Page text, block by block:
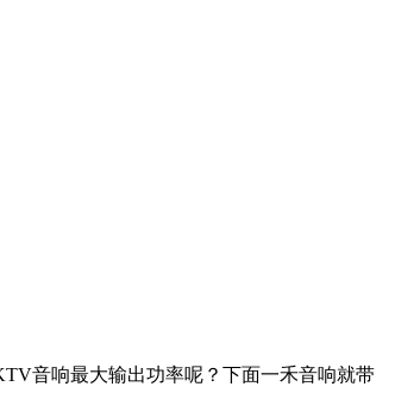
音响最大输出功率呢？下面一禾音响就带